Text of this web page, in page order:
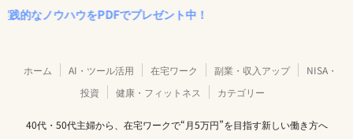
ウハウをPDFでプレゼント中！
ホーム AI・ツール活用 在宅ワーク 副業・収入アップ
NISA・
投資
健康・フィットネス カテゴリー
40代・50代主婦から、在宅ワークで“月5万円”を目指す新しい働き方へ